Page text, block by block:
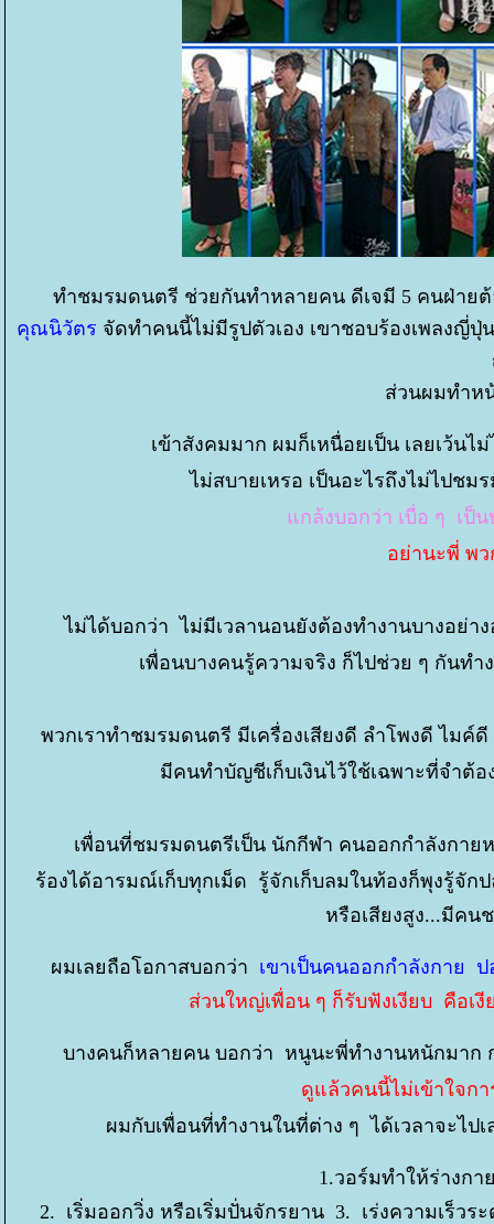
ทำชมรมดนตรี ช่วยกันทำหลายคน ดีเจมี 5 คนฝ่า
คุณนิวัตร จัดทำคนนี้ไม่มีรูปตัวเอง เขาชอบร้องเพลงญี่
ส่วนผมทำห
เข้าสังคมมาก ผมก็เหนื่อยเป็น เลยเว้น
ไม่สบายเหรอ เป็นอะไรถึงไม่ไปช
กล้งบอกว่า เบื่อ ๆ เป็
อย่านะพี่ พว
ไม่ได้บอกว่า ไม่มีเวลานอนยังต้องทำงานบางอย่า
เพื่อนบางคนรู้ความจริง ก็ไปช่วย ๆ กันท
พวกเราทำชมรมดนตรี มีเครื่องเสียงดี ลำโพงดี ไม
มีคนทำบัญชีเก็บเงินไว้ใช้เฉพาะที่จำต้
เพื่อนที่ชมรมดนตรีเป็น นักกีฬา คนออกกำลังกาย
ร้องได้อารมณ์เก็บทุกเม็ด รู้จักเก็บลมในท้องก็พุงรู้จัก
หรือเสียงสูง...มีคน
ผมเลยถือโอกาสบอกว่า เขาเป็นคนออกกำลังกาย
ส่วนใหญ่เพื่อน ๆ ก็รับฟังเงียบ คือเงี
บางคนก็หลายคน บอกว่า หนูนะพี่ทำงานหนักมาก
ดูแล้วคนนี้ไม่เข้าใจก
ผมกับเพื่อนที่ทำงานในที่ต่าง ๆ ได้เวลาจะไ
1.วอร์มทำให้ร่างกา
2. เริ่มออกวิ่ง หรือเริ่มปั่นจักรยาน 3. เร่งความเร็ว